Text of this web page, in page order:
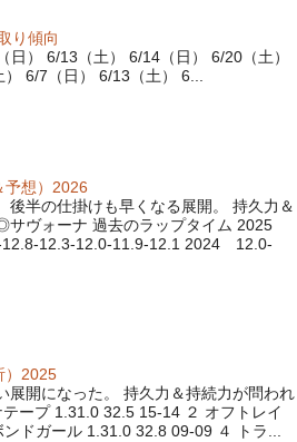
り傾向
日） 6/13（土） 6/14（日） 6/20（土）
6/7（日） 6/13（土） 6...
予想）2026
後半の仕掛けも早くなる展開。 持久力＆
サヴォーナ 過去のラップタイム 2025
12.3-12.0-11.9-12.1 2024 12.0-
）2025
展開になった。 持久力＆持続力が問われ
ープ 1.31.0 32.5 15-14 ２ オフトレイ
ドガール 1.31.0 32.8 09-09 ４ トラ...